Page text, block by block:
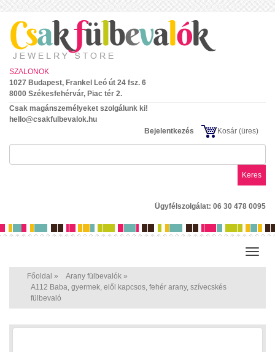
SZALONOK
1027 Budapest, Frankel Leó út 24 fsz. 6
8000 Székesfehérvár, Piac tér 2.
Csak magánszemélyeket szolgálunk ki!
hello@csakfulbevalok.hu
Bejelentkezés
Kosár (üres)
Keres
Ügyfélszolgálat: 06 30 478 0095
Főoldal » Arany fülbevalók »
A112 Baba, gyermek, elől kapcsos, fehér arany, szívecskés
fülbevaló